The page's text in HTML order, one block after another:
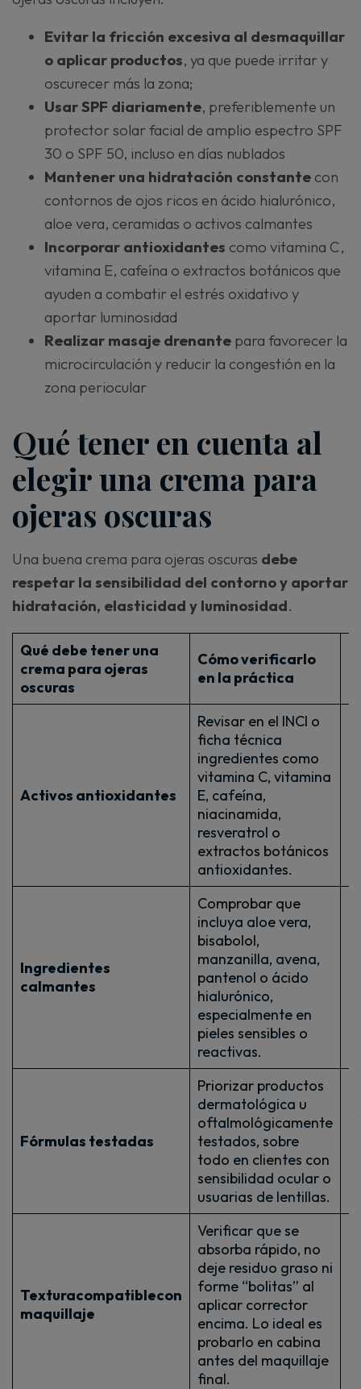
Evitar la fricción excesiva al desmaquillar
o aplicar productos, ya que puede irritar y
oscurecer más la zona;
Usar SPF diariamente, preferiblemente un
protector solar facial de amplio espectro SPF
30 o SPF 50, incluso en días nublados
Mantener una hidratación constante con
contornos de ojos ricos en ácido hialurónico,
aloe vera, ceramidas o activos calmantes
Incorporar antioxidantes como vitamina C,
vitamina E, cafeína o extractos botánicos que
ayuden a combatir el estrés oxidativo y
aportar luminosidad
Realizar masaje drenante para favorecer la
microcirculación y reducir la congestión en la
zona periocular
Qué tener en cuenta al
elegir una crema para
ojeras oscuras
Una buena crema para ojeras oscuras debe
respetar la sensibilidad del contorno y aportar
hidratación, elasticidad y luminosidad.
Qué debe tener una
crema para ojeras
oscuras
Cómo verificarlo
en la práctica
Activos antioxidantes
Revisar en el INCI o
ficha técnica
ingredientes como
vitamina C, vitamina
E, cafeína,
niacinamida,
resveratrol o
extractos botánicos
antioxidantes.
Ingredientes
calmantes
Comprobar que
incluya aloe vera,
bisabolol,
manzanilla, avena,
pantenol o ácido
hialurónico,
especialmente en
pieles sensibles o
reactivas.
Fórmulas testadas
Priorizar productos
dermatológica u
oftalmológicamente
testados, sobre
todo en clientes con
sensibilidad ocular o
usuarias de lentillas.
Texturacompatiblecon
maquillaje
Verificar que se
absorba rápido, no
deje residuo graso ni
forme “bolitas” al
aplicar corrector
encima. Lo ideal es
probarlo en cabina
antes del maquillaje
final.